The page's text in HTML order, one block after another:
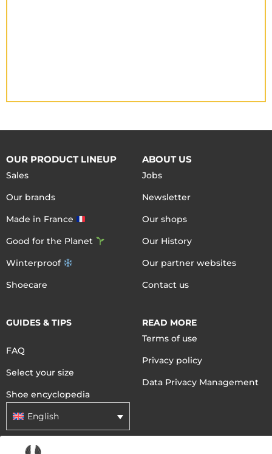
OUR PRODUCT LINEUP
Sales
Our brands
Made in France
Good for the Planet
Winterproof
Shoecare
ABOUT US
Jobs
Newsletter
Our shops
Our History
Our partner websites
Contact us
GUIDES & TIPS
FAQ
Select your size
Shoe encyclopedia
English
READ MORE
Terms of use
Privacy policy
Data Privacy Management